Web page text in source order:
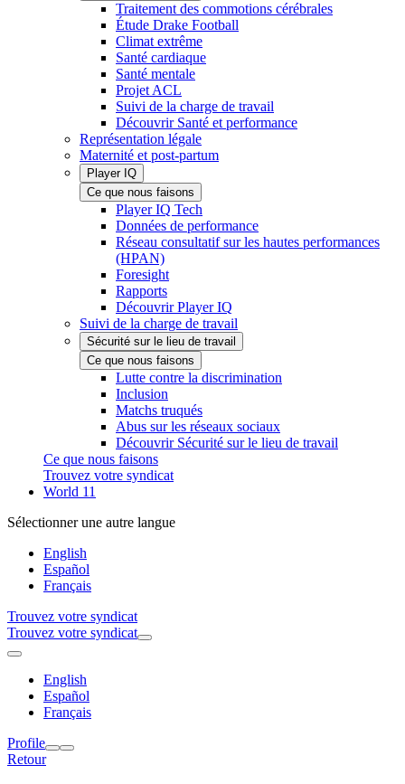
Traitement des commotions cérébrales
Étude Drake Football
Climat extrême
Santé cardiaque
Santé mentale
Projet ACL
Suivi de la charge de travail
Découvrir Santé et performance
Représentation légale
Maternité et post-partum
Player IQ
Ce que nous faisons
Player IQ Tech
Données de performance
Réseau consultatif sur les hautes performances
(HPAN)
Foresight
Rapports
Découvrir Player IQ
Suivi de la charge de travail
Sécurité sur le lieu de travail
Ce que nous faisons
Lutte contre la discrimination
Inclusion
Matchs truqués
Abus sur les réseaux sociaux
Découvrir Sécurité sur le lieu de travail
Ce que nous faisons
Trouvez votre syndicat
World 11
Sélectionner une autre langue
English
Español
Français
Trouvez votre syndicat
Trouvez votre syndicat
English
Español
Français
Profile
Retour